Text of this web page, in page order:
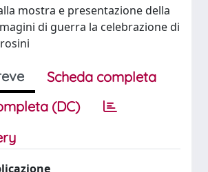
mostra e presentazione della
di guerra la celebrazione di
Scheda completa
(DC)